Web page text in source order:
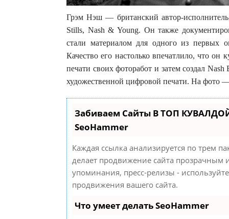
Грэм Нэш — британский автор-
Stills, Nash & Young. Он также
стали материалом для одного из первых
Качество его настолько впечатлило, что
печати своих фоторабот и затем создал
художественной цифровой печати. На фото
Забиваем Сайты В ТОП
SeoHammer
Каждая ссылка анализируется по трем
делает продвижение сайта прозрачным
упоминания, пресс-релизы -
продвижения вашего сайта.
Что умеет делать SeoHammer